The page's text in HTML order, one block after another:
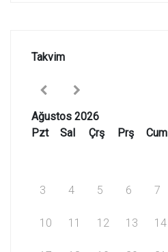
Takvim
Ağustos 2026
Pzt
Sal Çrş Prş Cum
3 4 5 6 7
10 11 12 13 14